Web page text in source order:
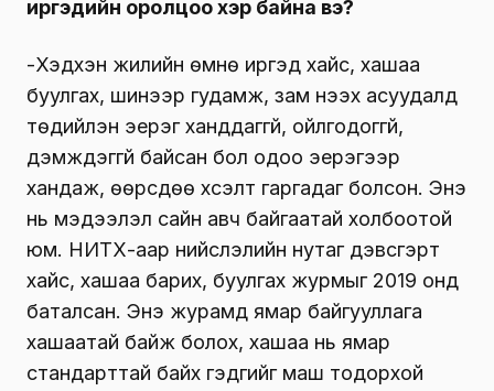
иргэдийн оролцоо хэр байна вэ?
-Хэдхэн жилийн өмнө иргэд хайс, хашаа
буулгах, шинээр гудамж, зам нээх асуудалд
төдийлэн эерэг ханддаггүй, ойлгодоггүй,
дэмждэггүй байсан бол одоо эерэгээр
хандаж, өөрсдөө хүсэлт гаргадаг болсон. Энэ
нь мэдээлэл сайн авч байгаатай холбоотой
юм. НИТХ-аар нийслэлийн нутаг дэвсгэрт
хайс, хашаа барих, буулгах журмыг 2019 онд
баталсан. Энэ журамд ямар байгууллага
хашаатай байж болох, хашаа нь ямар
стандарттай байх гэдгийг маш тодорхой